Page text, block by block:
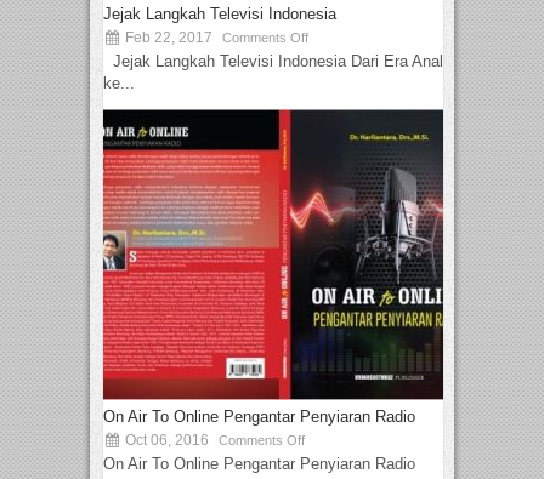
Jejak Langkah Televisi Indonesia
Feb 22, 2017 Comments Off
Jejak Langkah Televisi Indonesia Dari Era Analog
ke...
On Air To Online Pengantar Penyiaran Radio
Oct 06, 2016 Comments Off
On Air To Online Pengantar Penyiaran Radio